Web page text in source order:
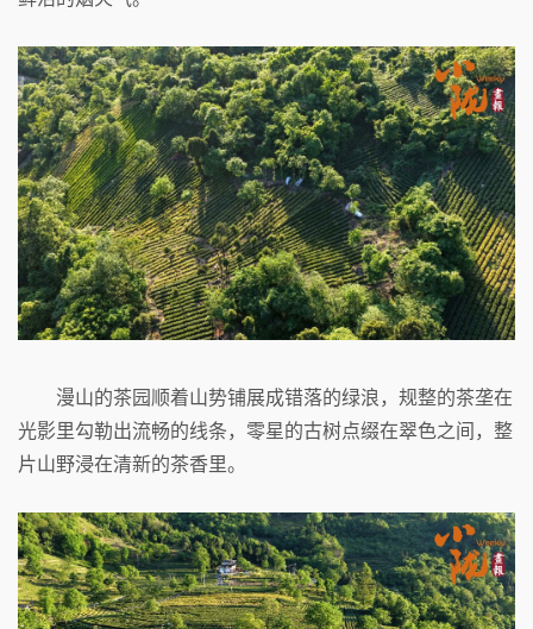
漫山的茶园顺着山势铺展成错落的绿浪，规整的茶垄在
光影里勾勒出流畅的线条，零星的古树点缀在翠色之间，整
片山野浸在清新的茶香里。